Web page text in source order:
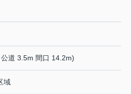
道 3.5m 間口 14.2m)
域